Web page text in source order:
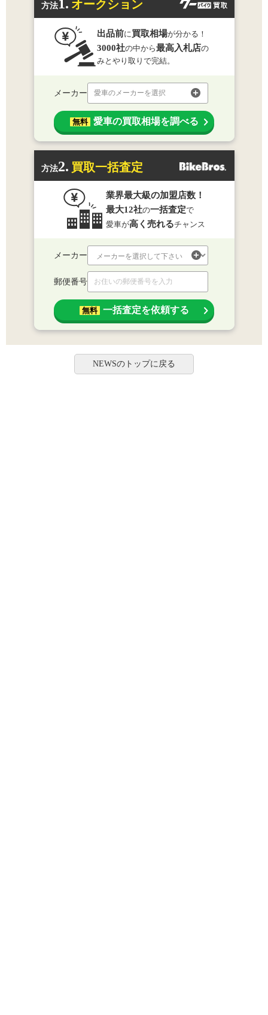
方法1. オークション
出品前に買取相場が分かる！
3000社の中から最高入札店の
みとやり取りで完結。
メーカー 愛車のメーカーを選択
無料 愛車の買取相場を調べる
方法2. 買取一括査定
業界最大級の加盟店数！
最大12社の一括査定で
愛車が高く売れるチャンス
メーカー
郵便番号
無料 一括査定を依頼する
NEWSのトップに戻る